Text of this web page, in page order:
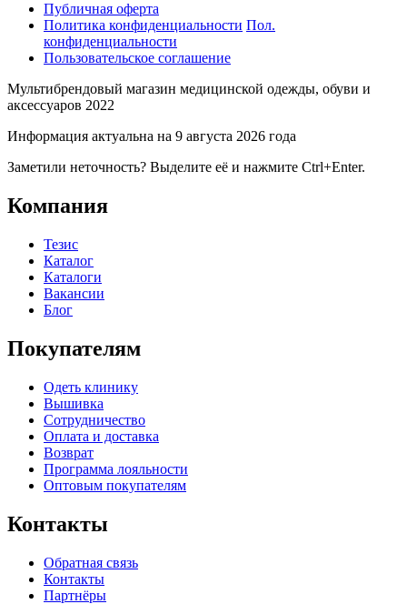
Публичная оферта
Политика конфиденциальности Пол.
конфиденциальности
Пользовательское соглашение
Мультибрендовый магазин медицинской одежды, обуви и
аксессуаров 2022
Информация актуальна на 9 августа 2026 года
Заметили неточность? Выделите её и нажмите Ctrl+Enter.
Компания
Тезис
Каталог
Каталоги
Вакансии
Блог
Покупателям
Одеть клинику
Вышивка
Сотрудничество
Оплата и доставка
Возврат
Программа лояльности
Оптовым покупателям
Контакты
Обратная связь
Контакты
Партнёры